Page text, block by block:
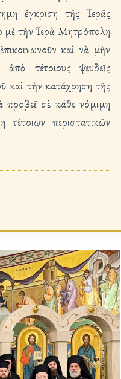
ἔγκριση τῆς Ἱερᾶς
μὲ τὴν Ἱερὰ Μητρόπολη
καὶ νὰ μὴν
τέτοιους ψευδεῖς
καὶ τὴν κατάχρηση τῆς
σὲ κάθε νόμιμη
περιστατικῶν